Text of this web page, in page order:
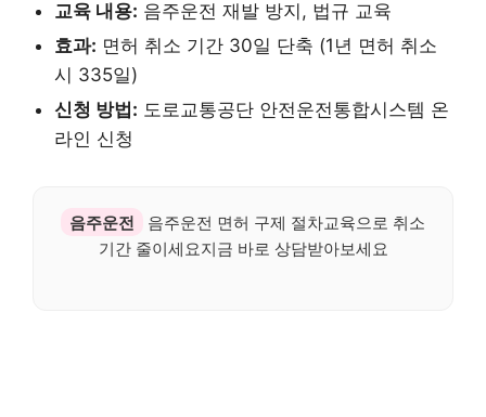
교육 내용: 음주운전 재발 방지, 법규 교육
효과: 면허 취소 기간 30일 단축 (1년 면허 취소
시 335일)
신청 방법: 도로교통공단 안전운전통합시스템 온
라인 신청
음주운전
음주운전 면허 구제 절차교육으로 취소
기간 줄이세요지금 바로 상담받아보세요